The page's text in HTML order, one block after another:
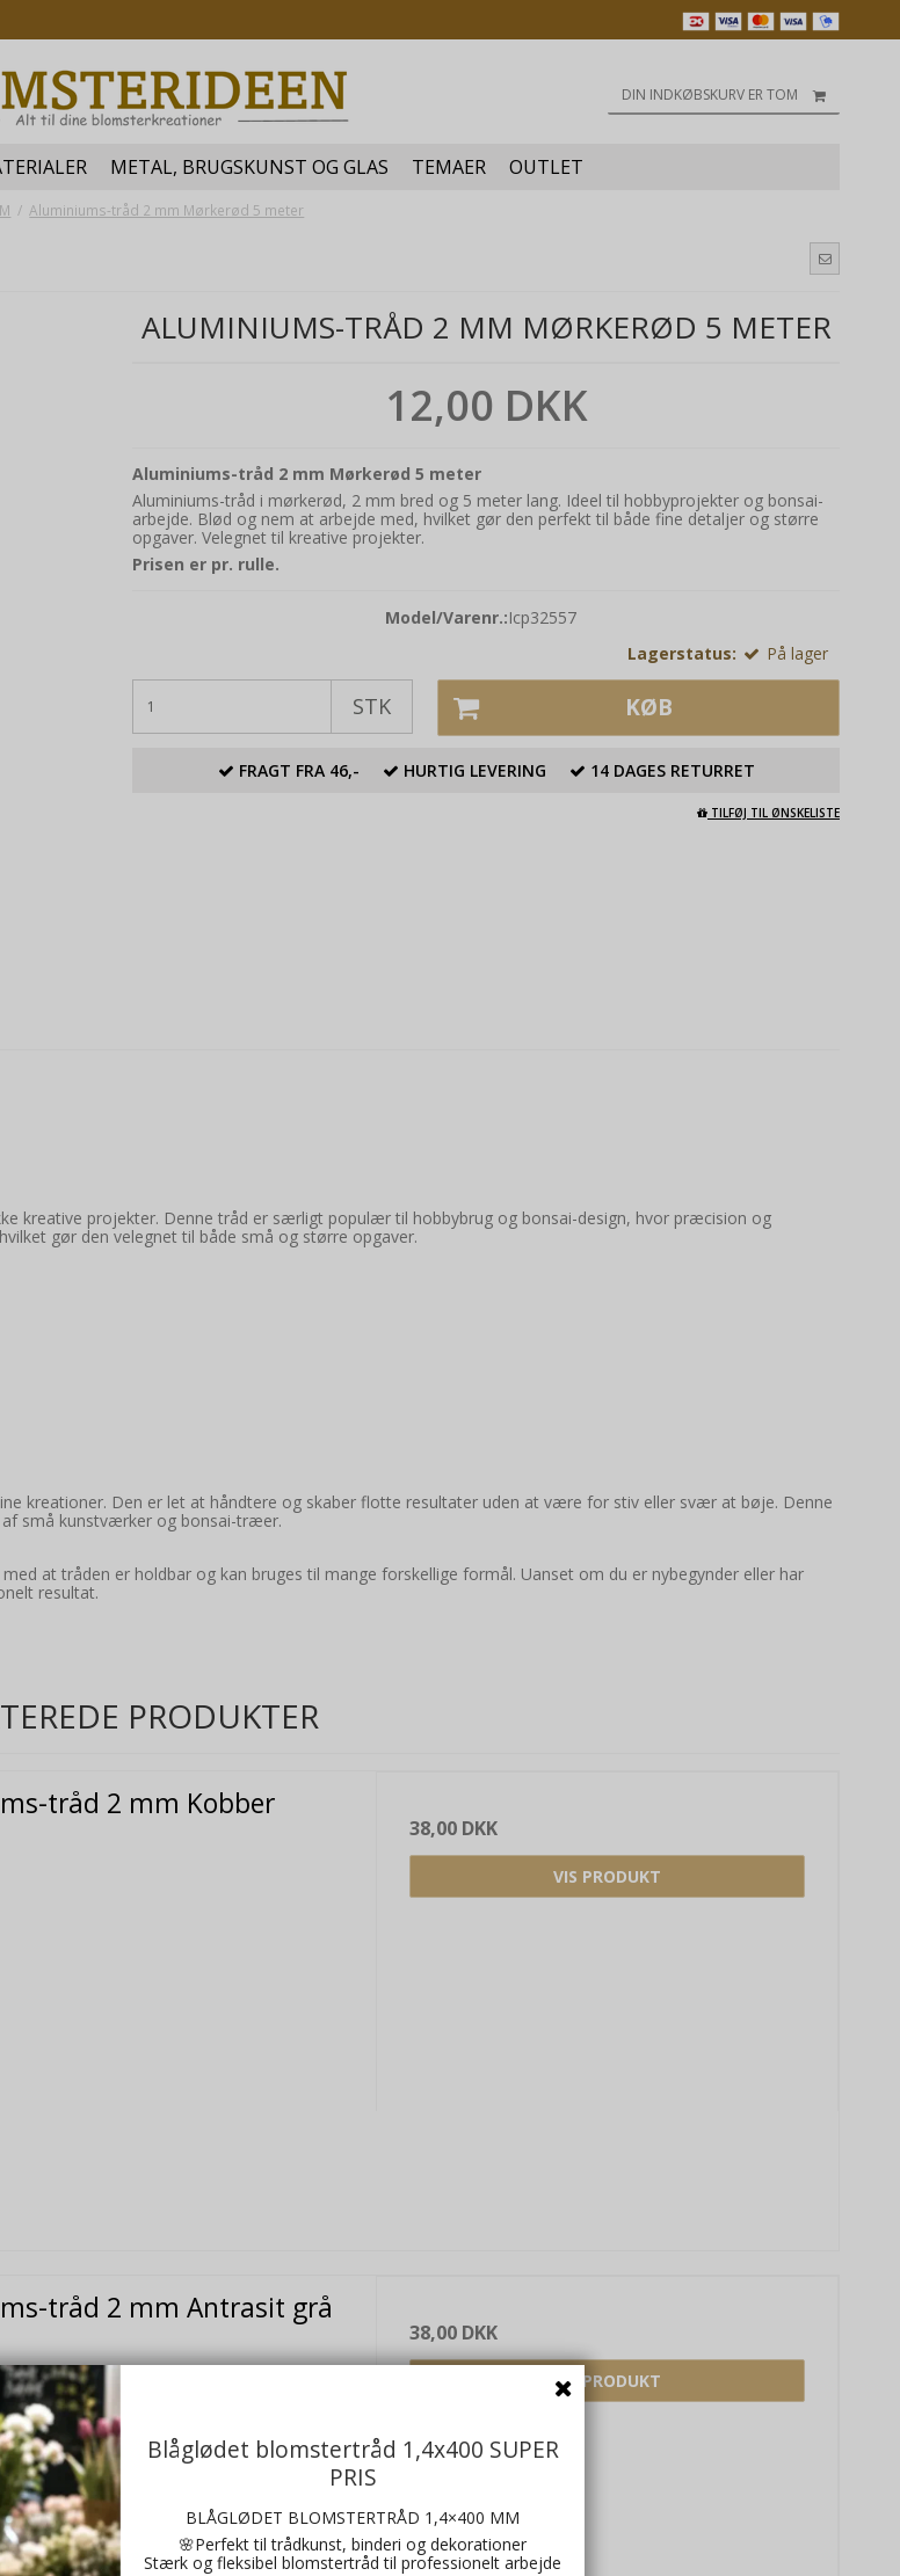
DIN INDKØBSKURV ER TOM
METAL, BRUGSKUNST OG GLAS TEMAER OUTLET
/ Aluminiums-tråd 2 mm Mørkerød 5 meter
ALUMINIUMS-TRÅD 2 MM MØRKERØD 5 METER
12,00 DKK
Aluminiums-tråd 2 mm Mørkerød 5 meter
Aluminiums-tråd i mørkerød, 2 mm bred og 5 meter lang. Ideel til hobbyprojekter og bonsai-
arbejde. Blød og nem at arbejde med, hvilket gør den perfekt til både fine detaljer og større
opgaver. Velegnet til kreative projekter.
Prisen er pr. rulle.
Model/Varenr.:Icp32557
Lagerstatus:
På lager
STK KØB
FRAGT FRA 46,- HURTIG LEVERING 14 DAGES RETURRET
TILFØJ TIL ØNSKELISTE
kreative projekter. Denne tråd er særligt populær til hobbybrug og bonsai-design, hvor præcision og
gør den velegnet til både små og større opgaver.
kreationer. Den er let at håndtere og skaber flotte resultater uden at være for stiv eller svær at bøje. Denne
små kunstværker og bonsai-træer.
at tråden er holdbar og kan bruges til mange forskellige formål. Uanset om du er nybegynder eller har
resultat.
PRODUKTER
tråd 2 mm Kobber
38,00 DKK
VIS PRODUKT
tråd 2 mm Antrasit grå
38,00 DKK
VIS PRODUKT
Blåglødet blomstertråd 1,4x400 SUPER
PRIS
BLÅGLØDET BLOMSTERTRÅD 1,4×400 MM
🌸Perfekt til trådkunst, binderi og dekorationer
Stærk og fleksibel blomstertråd til professionelt arbejde